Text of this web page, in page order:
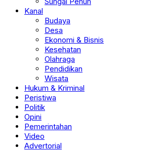
Kanal
Budaya
Desa
Ekonomi & Bisnis
Kesehatan
Olahraga
Pendidikan
Wisata
Hukum & Kriminal
Peristiwa
Politik
Opini
Pemerintahan
Video
Advertorial